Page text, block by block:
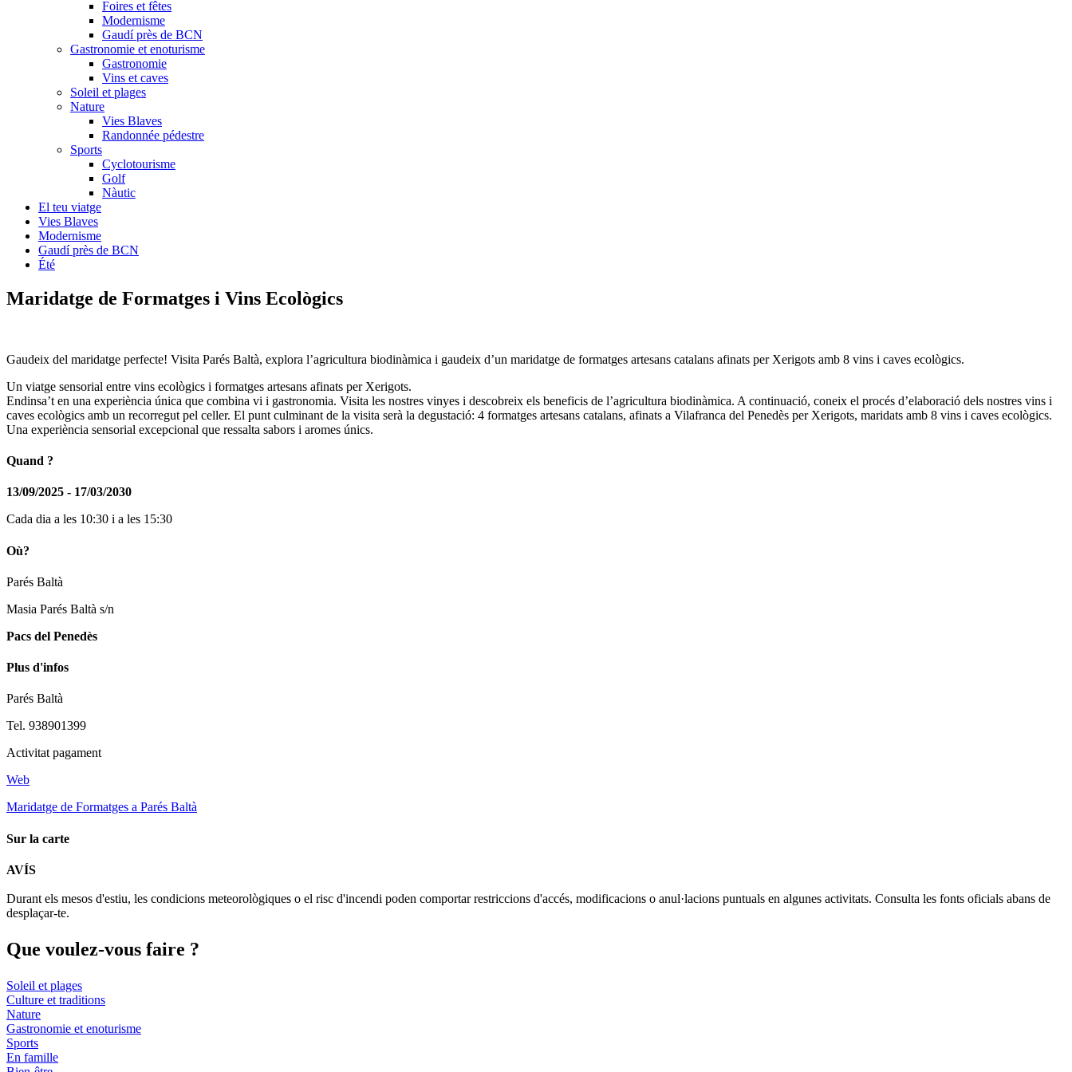
Foires et fêtes
Modernisme
Gaudí près de BCN
Gastronomie et enoturisme
Gastronomie
Vins et caves
Soleil et plages
Nature
Vies Blaves
Randonnée pédestre
Sports
Cyclotourisme
Golf
Nàutic
El teu viatge
Vies Blaves
Modernisme
Gaudí près de BCN
Été
Maridatge de Formatges i Vins Ecològics
Gaudeix del maridatge perfecte! Visita Parés Baltà, explora l’agricultura biodinàmica i gaudeix d’un maridatge de formatges artesans catalans afinats per Xerigots amb 8 vins i caves ecològics.
Un viatge sensorial entre vins ecològics i formatges artesans afinats per Xerigots.
Endinsa’t en una experiència única que combina vi i gastronomia. Visita les nostres vinyes i descobreix els beneficis de l’agricultura biodinàmica. A continuació, coneix el procés d’elaboració dels nostres vins i
caves ecològics amb un recorregut pel celler. El punt culminant de la visita serà la degustació: 4 formatges artesans catalans, afinats a Vilafranca del Penedès per Xerigots, maridats amb 8 vins i caves ecològics.
Una experiència sensorial excepcional que ressalta sabors i aromes únics.
Quand ?
13/09/2025 - 17/03/2030
Cada dia a les 10:30 i a les 15:30
Où?
Parés Baltà
Masia Parés Baltà s/n
Pacs del Penedès
Plus d'infos
Parés Baltà
Tel. 938901399
Activitat pagament
Web
Maridatge de Formatges a Parés Baltà
Sur la carte
−
AVÍS
Durant els mesos d'estiu, les condicions meteorològiques o el risc d'incendi poden comportar restriccions d'accés, modificacions o anul·lacions puntuals en algunes activitats. Consulta les fonts oficials abans de
desplaçar-te.
Que voulez-vous faire ?
Soleil et plages
Culture et traditions
Nature
Gastronomie et enoturisme
Sports
En famille